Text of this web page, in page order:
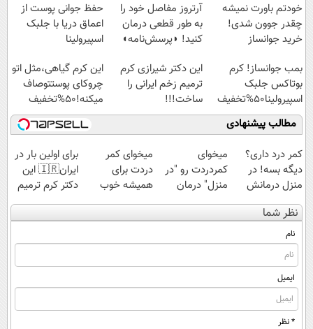
خودتم باورت نمیشه
چقدر جوون شدی!
خرید جوانساز
ویژه
آرتروز مفاصل خود را
به طور قطعی درمان
کنید! ◗پرسش‌نامه◖
حفظ جوانی پوست از
اعماق دریا با جلبک
اسپیرولینا
بمب جوانساز! کرم
بوتاکس جلبک
اسپیرولینا50%تخفیف
این دکتر شیرازی کرم
ترمیم زخم ایرانی را
ساخت!!!
این کرم گیاهی،مثل اتو
چروکای پوستتوصاف
میکنه!50%تخفیف
مطالب پیشنهادی
کمر درد داری؟
دیگه بسه! در
منزل درمانش
کن
(◀پرسش‌نامه)
میخوای
کمردردت رو "در
منزل" درمان
کنی؟ (◂فیلم +
◂پرسش‌نامه)
میخوای کمر
دردت برای
همیشه خوب
شه؟ ◀
پرسش‌نامه رو پر
برای اولین بار در
ایران🇮🇷 این
دکتر کرم ترمیم
کننده 23 روزه
ساخت!
نظر شما
نام
ایمیل
* نظر